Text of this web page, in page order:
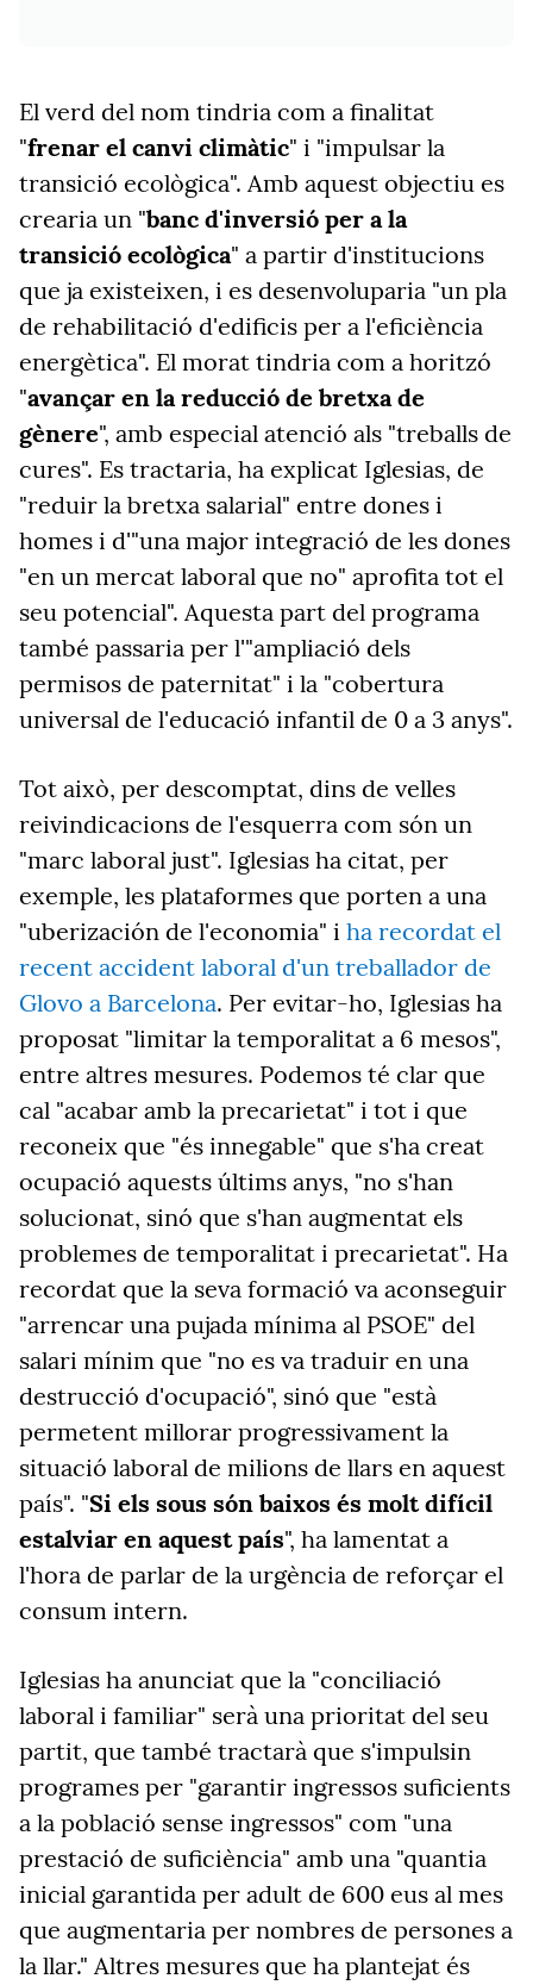
El verd del nom tindria com a finalitat
"frenar el canvi climàtic" i "impulsar la
transició ecològica". Amb aquest objectiu es
crearia un "banc d'inversió per a la
transició ecològica" a partir d'institucions
que ja existeixen, i es desenvoluparia "un pla
de rehabilitació d'edificis per a l'eficiència
energètica". El morat tindria com a horitzó
"avançar en la reducció de bretxa de
gènere", amb especial atenció als "treballs de
cures". Es tractaria, ha explicat Iglesias, de
"reduir la bretxa salarial" entre dones i
homes i d'"una major integració de les dones
"en un mercat laboral que no" aprofita tot el
seu potencial". Aquesta part del programa
també passaria per l'"ampliació dels
permisos de paternitat" i la "cobertura
universal de l'educació infantil de 0 a 3 anys".
Tot això, per descomptat, dins de velles
reivindicacions de l'esquerra com són un
"marc laboral just". Iglesias ha citat, per
exemple, les plataformes que porten a una
"uberización de l'economia" i ha recordat el
recent accident laboral d'un treballador de
Glovo a Barcelona. Per evitar-ho, Iglesias ha
proposat "limitar la temporalitat a 6 mesos",
entre altres mesures. Podemos té clar que
cal "acabar amb la precarietat" i tot i que
reconeix que "és innegable" que s'ha creat
ocupació aquests últims anys, "no s'han
solucionat, sinó que s'han augmentat els
problemes de temporalitat i precarietat". Ha
recordat que la seva formació va aconseguir
"arrencar una pujada mínima al PSOE" del
salari mínim que "no es va traduir en una
destrucció d'ocupació", sinó que "està
permetent millorar progressivament la
situació laboral de milions de llars en aquest
país". "Si els sous són baixos és molt difícil
estalviar en aquest país", ha lamentat a
l'hora de parlar de la urgència de reforçar el
consum intern.
Iglesias ha anunciat que la "conciliació
laboral i familiar" serà una prioritat del seu
partit, que també tractarà que s'impulsin
programes per "garantir ingressos suficients
a la població sense ingressos" com "una
prestació de suficiència" amb una "quantia
inicial garantida per adult de 600 eus al mes
que augmentaria per nombres de persones a
la llar." Altres mesures que ha plantejat és